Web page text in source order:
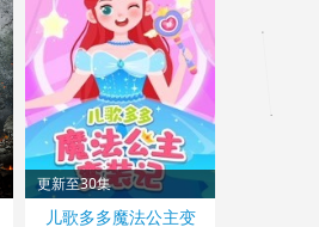
更新至30集
儿歌多多魔法公主变